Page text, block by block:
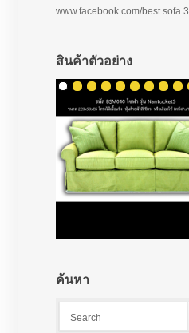
www.facebook.com/best.sofa.3
สินค้าตัวอย่าง
ค้นหา